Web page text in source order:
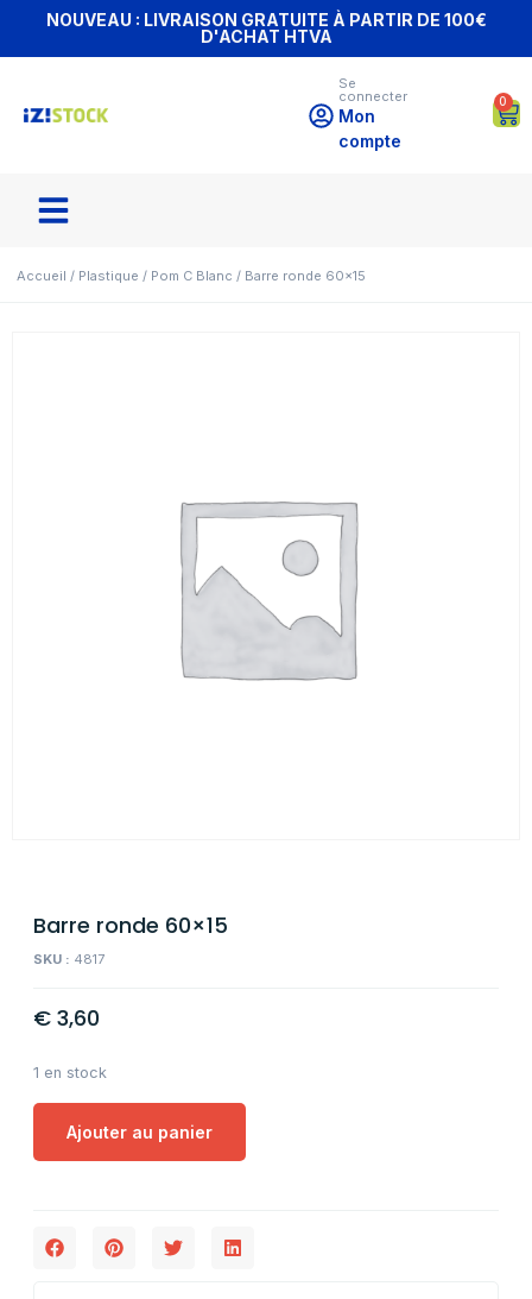
NOUVEAU : LIVRAISON GRATUITE À PARTIR DE 100€
D'ACHAT HTVA
Se
connecter
Mon
compte
0
Accueil / Plastique / Pom C Blanc / Barre ronde 60×15
Barre ronde 60×15
SKU : 4817
€ 3,60
1 en stock
Ajouter au panier